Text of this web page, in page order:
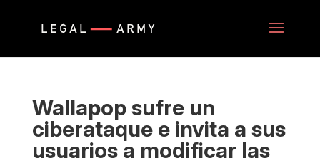
Wallapop sufre un
ciberataque e invita a sus
usuarios a modificar las